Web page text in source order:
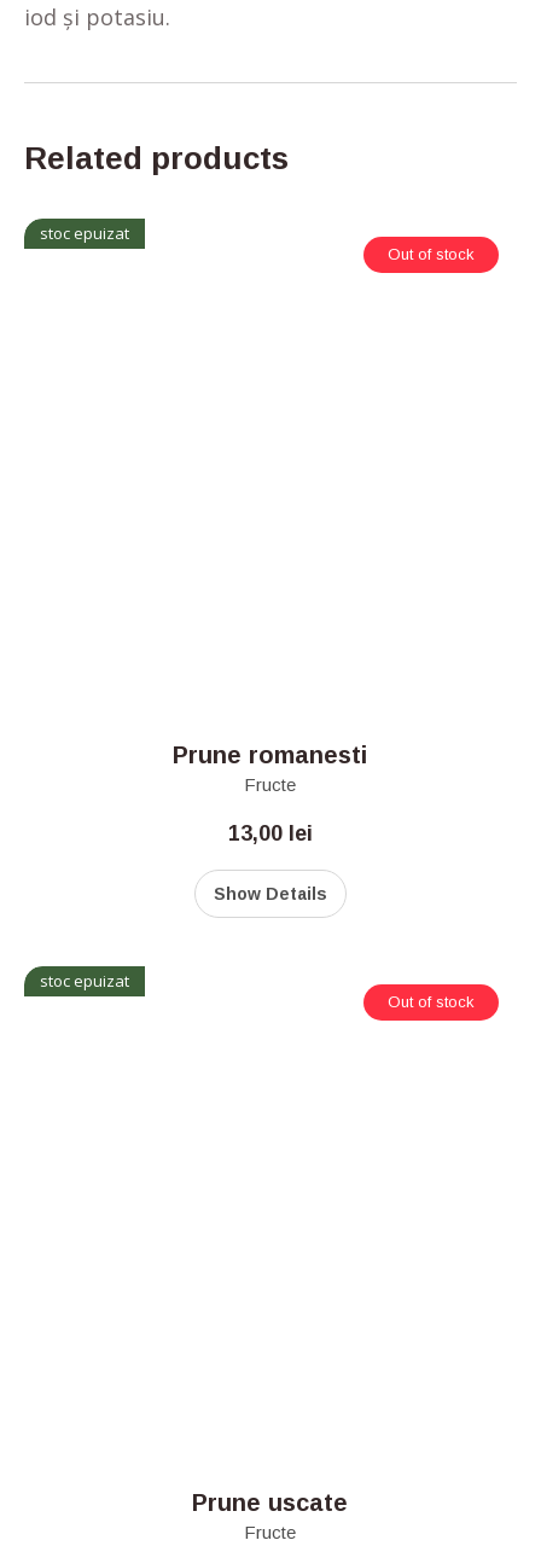
iod și potasiu.
Related products
stoc epuizat
Out of stock
Prune romanesti
Fructe
13,00 lei
Show Details
stoc epuizat
Out of stock
Prune uscate
Fructe